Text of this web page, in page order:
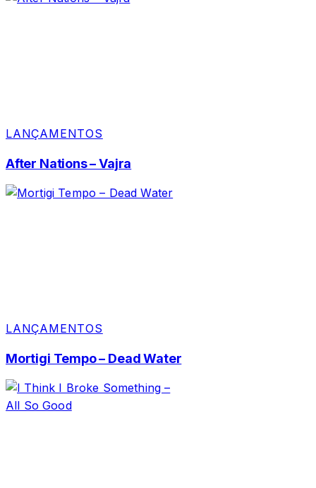
LANÇAMENTOS
After Nations – Vajra
LANÇAMENTOS
Mortigi Tempo – Dead Water